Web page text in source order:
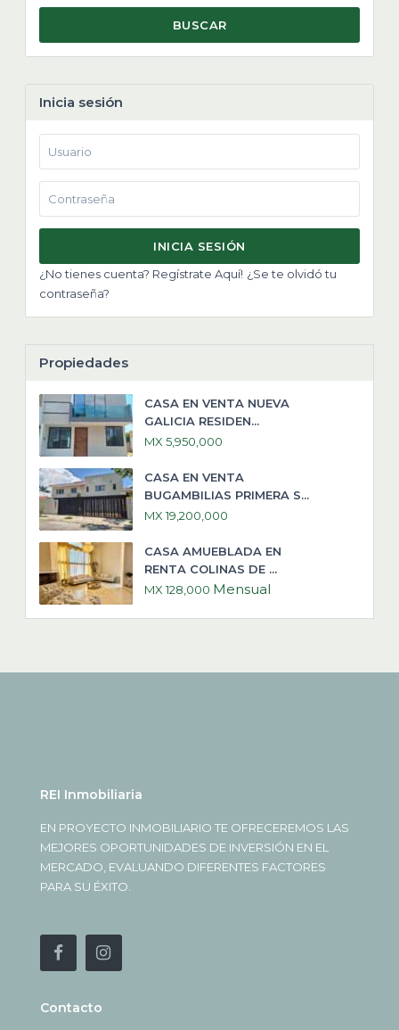
BUSCAR
Inicia sesión
INICIA SESIÓN
¿No tienes cuenta? Regístrate Aquí! ¿Se te olvidó tu
contraseña?
Propiedades
CASA EN VENTA NUEVA
GALICIA RESIDEN...
MX 5,950,000
CASA EN VENTA
BUGAMBILIAS PRIMERA S...
MX 19,200,000
CASA AMUEBLADA EN
RENTA COLINAS DE ...
MX 128,000 Mensual
REI Inmobiliaria
EN PROYECTO INMOBILIARIO TE OFRECEREMOS LAS
MEJORES OPORTUNIDADES DE INVERSIÓN EN EL
MERCADO, EVALUANDO DIFERENTES FACTORES
PARA SU ÉXITO.
Contacto